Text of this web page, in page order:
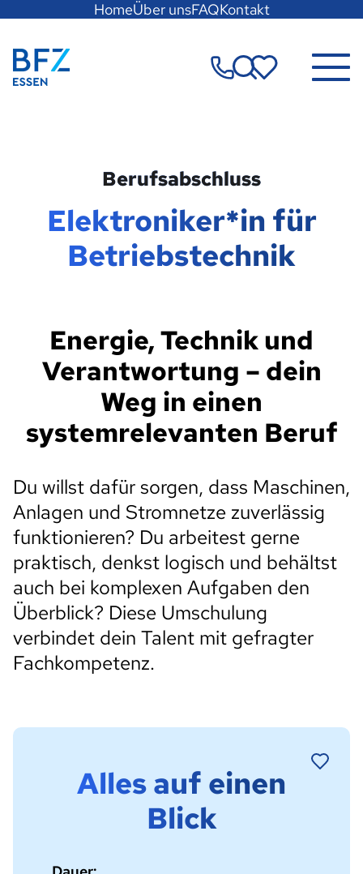
Seite
anspringen
HomeÜber unsFAQKontakt
Zur Startseite Merkzettel
Berufsabschluss
Elektroniker*in für
Betriebstechnik
Energie, Technik und
Verantwortung – dein
Weg in einen
systemrelevanten Beruf
Du willst dafür sorgen, dass Maschinen,
Anlagen und Stromnetze zuverlässig
funktionieren? Du arbeitest gerne
praktisch, denkst logisch und behältst
auch bei komplexen Aufgaben den
Überblick? Diese Umschulung
verbindet dein Talent mit gefragter
Fachkompetenz.
Alles auf einen
Blick